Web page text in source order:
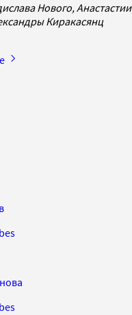
Нового,
Киракасянц